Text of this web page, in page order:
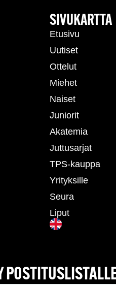
SIVUKARTTA
Etusivu
Uutiset
Ottelut
Miehet
Naiset
Juniorit
Akatemia
Juttusarjat
TPS-kauppa
Yrityksille
Seura
Liput